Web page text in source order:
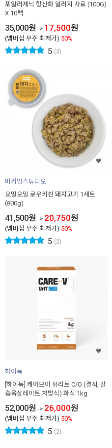
포알러제닉 항산화 알러지 사료 (100G)
X 10팩
35,000원 -> 17,500원
(멤버십 우주 최저가) 50%
5 (3)
비커밍스튜디오
오밀오밀 로우키친 돼지고기 1세트
(800g)
41,500원 -> 20,750원
(멤버십 우주 최저가) 50%
5 (2)
하이독
[하이독] 케어브이 유리트 C/O (결석, 칼
슘옥살레이트 처방식) 화식 1kg
52,000원 -> 26,000원
(멤버십 우주 최저가) 50%
5 (2)